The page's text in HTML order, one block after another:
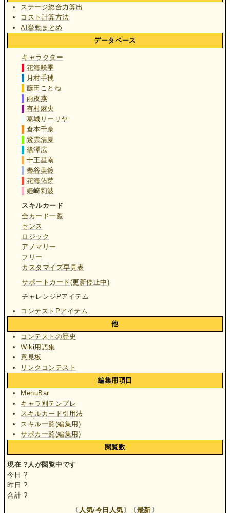
ステージ総合力算出
コスト計算方法
AI挙動まとめ
データベース
キャラクター
花海咲季
月村手毬
藤田ことね
雨夜燕
有村麻央
葛城リーリヤ
倉本千奈
紫雲清夏
篠澤広
十王星南
秦谷美鈴
花海佑芽
姫崎莉波
スキルカード
全カード一覧
センス
ロジック
アノマリー
フリー
カスタマイズ早見表
サポートカード(更新停止中)
チャレンジPアイテム
コンテストPアイテム
他
コンテストの歴史
Wiki用語集
意見板
リンクコンテスト
編集用項目
MenuBar
キャラ別テンプレ
スキルカード引用法
スキル一覧(編集用)
サポカ一覧(編集用)
閲覧数
現在 ?人が閲覧中です
今日 ?
昨日 ?
合計 ?
〔 人気/今日人気 〕〔 最新 〕